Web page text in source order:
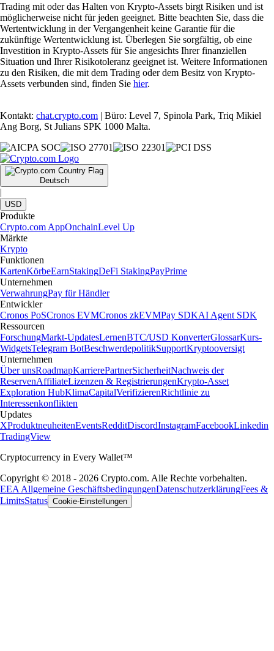
Trading mit oder das Halten von Krypto-Assets birgt Risiken und ist
möglicherweise nicht für jeden geeignet. Bitte beachten Sie, dass die
Wertentwicklung in der Vergangenheit keine Garantie für die
zukünftige Wertentwicklung ist. Überlegen Sie sorgfältig, ob eine
Investition in Krypto-Assets für Sie angesichts Ihrer finanziellen
Situation und Ihrer Risikotoleranz geeignet ist. Weitere Informationen
zu den Risiken, die mit dem Trading oder dem Besitz von Krypto-
Assets verbunden sind, finden Sie hier.
Kontakt: chat.crypto.com | Büro: Level 7, Spinola Park, Triq Mikiel
Ang Borg, St Julians SPK 1000 Malta.
Deutsch
|
USD
Produkte
Crypto.com AppOnchainLevel Up
Märkte
Krypto
Funktionen
KartenKörbeEarnStakingDeFi StakingPayPrime
Unternehmen
VerwahrungPay für Händler
Entwickler
Cronos PoSCronos EVMCronos zkEVMPay SDKAI Agent SDK
Ressourcen
ForschungMarkt-UpdatesLernenBTC/USD KonverterGlossarKurs-
WidgetsTelegram BotBeschwerdepolitikSupportKryptooversigt
Unternehmen
Über unsRoadmapKarrierePartnerSicherheitNachweis der
ReservenAffiliateLizenzen & RegistrierungenKrypto-Asset
Exploration HubKlimaCapitalVerifizierenRichtlinie zu
Interessenkonflikten
Updates
XProduktneuheitenEventsRedditDiscordInstagramFacebookLinkedin
TradingView
Cryptocurrency in Every Wallet™
Copyright © 2018 - 2026 Crypto.com. Alle Rechte vorbehalten.
EEA Allgemeine GeschäftsbedingungenDatenschutzerklärungFees &
LimitsStatus Cookie-Einstellungen